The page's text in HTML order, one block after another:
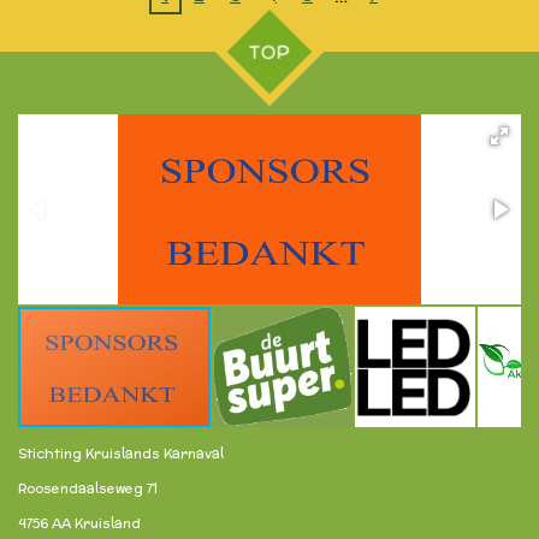
TOP
Stichting Kruislands Karnaval
Roosendaalseweg 71
4756 AA Kruisland